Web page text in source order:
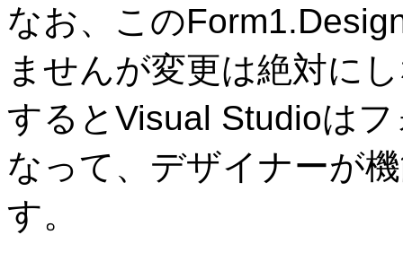
なお、この
ませんが変更は絶対に
するとVisual Studioは
なって、デザイナーが
す。